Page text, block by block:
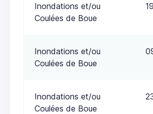
Inondations et/ou
Coulées de Boue
Inondations et/ou
Coulées de Boue
Inondations et/ou
Coulées de Boue